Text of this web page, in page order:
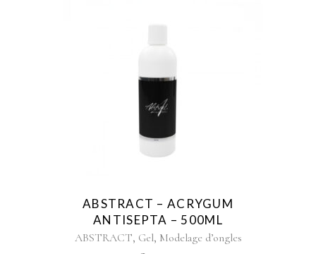
ABSTRACT – ACRYGUM
ANTISEPTA – 500ML
ABSTRACT, Gel, Modelage d’ongles